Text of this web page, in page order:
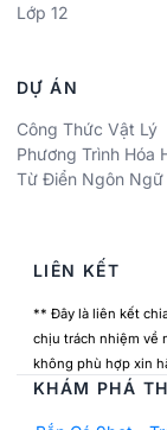
Lớp 12
DỰ ÁN
Công Thức Vật Lý
Phương Trình Hóa
Từ Điển Ngôn Ngữ
LIÊN KẾT
** Đây là liên kết
chịu trách nhiệm về
không phù hợp xin
KHÁM PHÁ